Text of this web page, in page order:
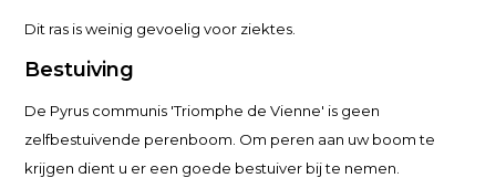
Dit ras is weinig gevoelig voor ziektes.
Bestuiving
De Pyrus communis 'Triomphe de Vienne' is geen
zelfbestuivende perenboom. Om peren aan uw boom te
krijgen dient u er een goede bestuiver bij te nemen.